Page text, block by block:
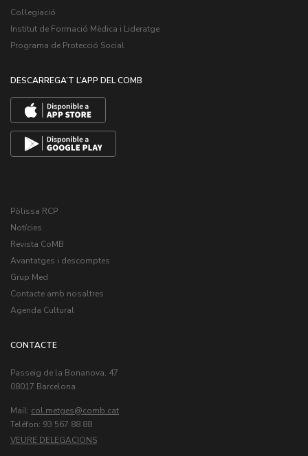
Col·legiació
Institut de Formació Mèdica i Lideratge
Programa de Protecció Social
DESCARREGA’T L’APP DEL COMB
Pòlissa RCP
Notícies
Revista CoMB
Avantatges i descomptes
Grup Med
Contacte amb nosaltres
Agenda Cultural
CONTACTE
Passeig de la Bonanova, 47
08017 Barcelona
Mail: col.metges
Teléfon: 93 567 88 88
VEURE DELEGACIONS